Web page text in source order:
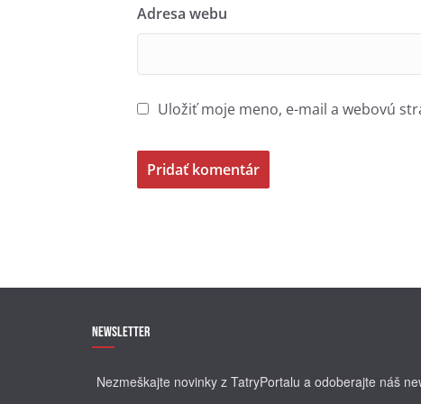
Adresa webu
Uložiť moje meno, e-mail a webovú
Newsletter
Nezmeškajte novinky z TatryPortalu a odoberajte náš